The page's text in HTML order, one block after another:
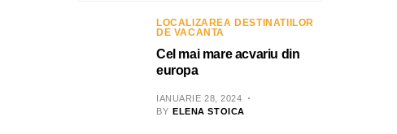
LOCALIZAREA DESTINATIILOR
DE VACANTA
Cel mai mare acvariu din
europa
IANUARIE 28, 2024
BY ELENA STOICA